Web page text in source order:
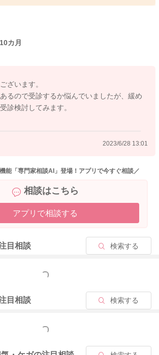
いるということで、胡麻を食べてはいない
のかわかりません。
ので、受診をされてみてもいいと思います
いします。
2023/6/28 10:44
カ月
ざいます。
るので受診するか悩んでいましたが、緩め
診検討してみます。
2023/6/28 13:01
能「専門家相談AI」登場！アプリで今すぐ相談／
相談はこちら
アプリで相談する
目相談 検索する
もっと見る
目相談 検索する
もっと見る